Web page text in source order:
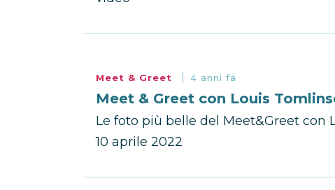
Meet & Greet 4 anni fa
Meet & Greet con Louis
Le foto più belle del Meet&Greet con
10 aprile 2022